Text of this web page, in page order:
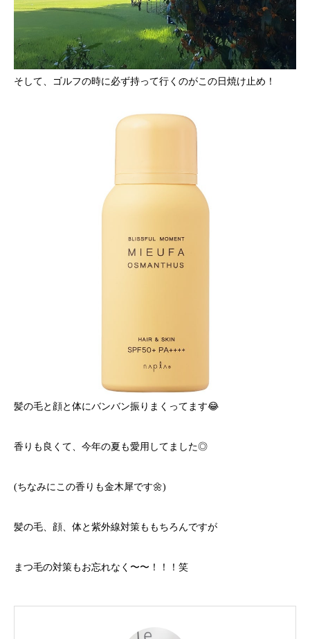
そして、ゴルフの時に必ず持って行くのがこの日焼け止め！
髪の毛と顔と体にバンバン振りまくってます😂
香りも良くて、今年の夏も愛用してました◎
(ちなみにこの香りも金木犀です🌼)
髪の毛、顔、体と紫外線対策ももちろんですが
まつ毛の対策もお忘れなく〜〜！！！笑